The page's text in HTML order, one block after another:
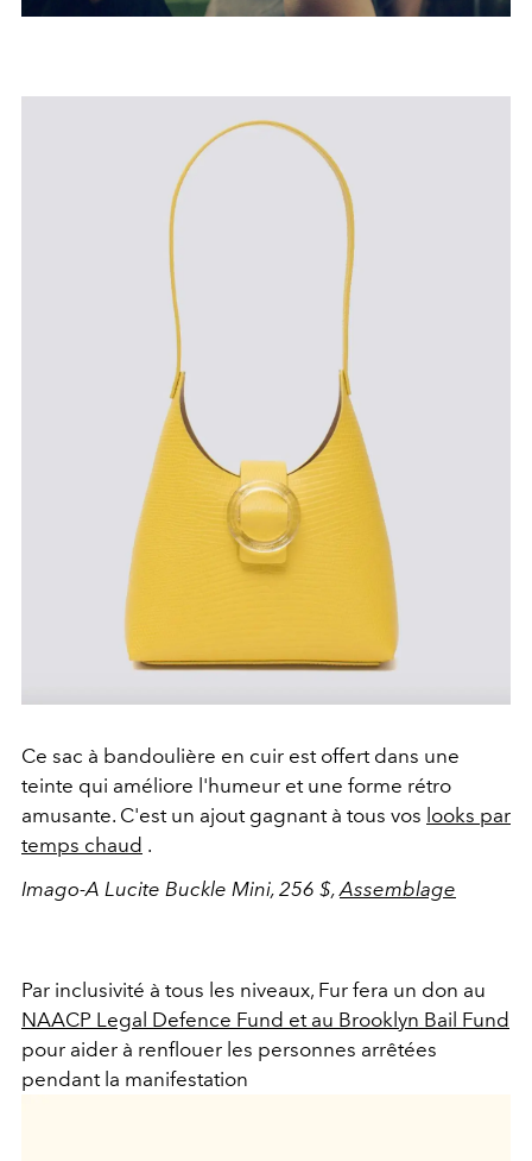
Ce sac à bandoulière en cuir est offert dans une
teinte qui améliore l'humeur et une forme rétro
amusante. C'est un ajout gagnant à tous vos looks par
temps chaud .
Imago-A Lucite Buckle Mini, 256 $,Assemblage
Par inclusivité à tous les niveaux, Fur fera un don au
NAACP Legal Defence Fund et au Brooklyn Bail Fund
pour aider à renflouer les personnes arrêtées
pendant la manifestation